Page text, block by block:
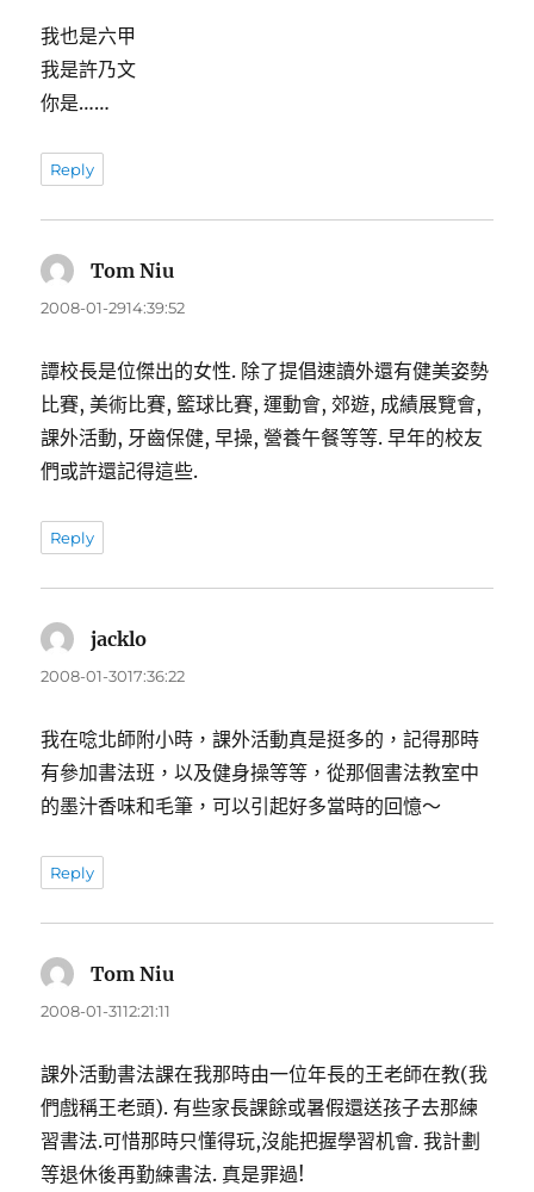
我也是六甲
我是許乃文
你是……
Reply
Tom Niu
示:
2008-01-2914:39:52
譚校長是位傑出的女性. 除了提倡速讀外還有健美姿勢
比賽, 美術比賽, 籃球比賽, 運動會, 郊遊, 成績展覽會,
課外活動, 牙齒保健, 早操, 營養午餐等等. 早年的校友
們或許還記得這些.
Reply
jacklo
示:
2008-01-3017:36:22
我在唸北師附小時，課外活動真是挺多的，記得那時
有參加書法班，以及健身操等等，從那個書法教室中
的墨汁香味和毛筆，可以引起好多當時的回憶～
Reply
Tom Niu
2008-01-3112:21:11
課外活動書法課在我那時由一位年長的王老師在教(我
們戲稱王老頭). 有些家長課餘或暑假還送孩子去那練
習書法.可惜那時只懂得玩,沒能把握學習机會. 我計劃
等退休後再勤練書法. 真是罪過!